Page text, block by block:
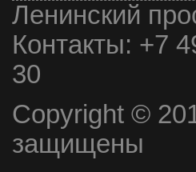
Ленинский
Контакты: +7
30
Copyright ©
защищены